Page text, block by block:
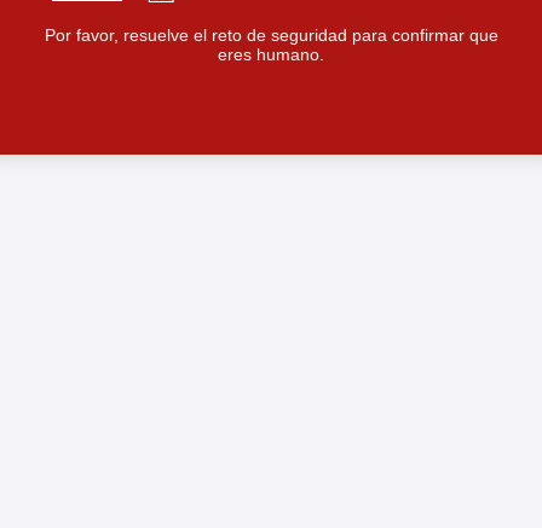
Por favor, resuelve el reto de seguridad para confirmar que
eres humano.